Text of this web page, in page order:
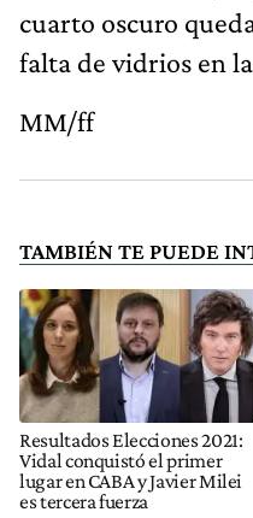
cuarto oscuro
falta de vidrios en
MM/ff
TAMBIÉN TE PUEDE
Resultados Elecciones 2021:
Vidal conquistó el primer
lugar en CABA y Javier Milei
es tercera fuerza